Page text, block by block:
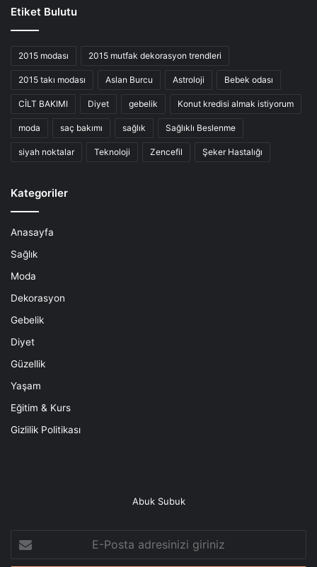
Etiket Bulutu
2015 modası 2015 mutfak dekorasyon trendleri
2015 takı modası Aslan Burcu Astroloji Bebek odası
CİLT BAKIMI Diyet gebelik Konut kredisi almak istiyorum
moda saç bakımı sağlık Sağlıklı Beslenme
siyah noktalar Teknoloji Zencefil Şeker Hastalığı
Kategoriler
Anasayfa
Sağlık
Moda
Dekorasyon
Gebelik
Diyet
Güzellik
Yaşam
Eğitim & Kurs
Gizlilik Politikası
Abuk Subuk
Posta